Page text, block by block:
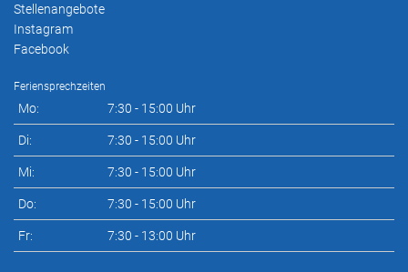
Stellenangebote
Instagram
Facebook
Feriensprechzeiten
Mo: 7:30 - 15:00 Uhr
Di: 7:30 - 15:00 Uhr
Mi: 7:30 - 15:00 Uhr
Do: 7:30 - 15:00 Uhr
Fr: 7:30 - 13:00 Uhr